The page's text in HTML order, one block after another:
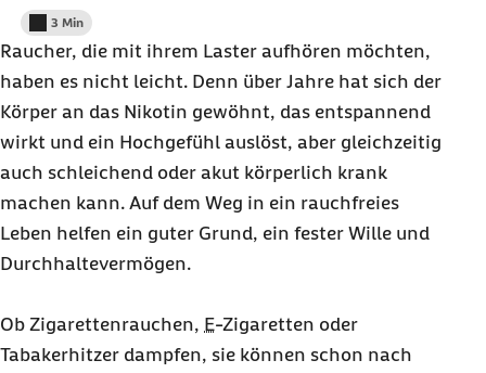
Lesedauer weniger als
3 Min
Raucher, die mit ihrem Laster aufhören möchten,
haben es nicht leicht. Denn über Jahre hat sich der
Körper an das Nikotin gewöhnt, das entspannend
wirkt und ein Hochgefühl auslöst, aber gleichzeitig
auch schleichend oder akut körperlich krank
machen kann. Auf dem Weg in ein rauchfreies
Leben helfen ein guter Grund, ein fester Wille und
Durchhaltevermögen.
Ob Zigarettenrauchen, E-Zigaretten oder
Tabakerhitzer dampfen, sie können schon nach